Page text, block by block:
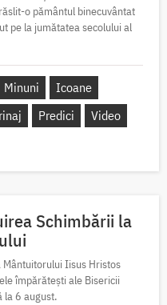
o pământul binecuvântat
pe la jumătatea secolului al
Minuni
Icoane
Predici
Video
Schimbării la
Mântuitorului Iisus Hristos
împărătești ale Bisericii
la 6 august.